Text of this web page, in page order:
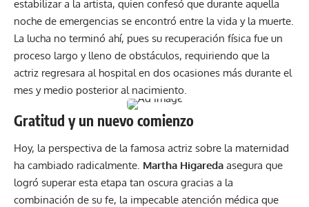
estabilizar a la artista, quien confesó que durante aquella
noche de emergencias se encontró entre la vida y la muerte.
La lucha no terminó ahí, pues su recuperación física fue un
proceso largo y lleno de obstáculos, requiriendo que la
actriz regresara al hospital en dos ocasiones más durante el
mes y medio posterior al nacimiento.
Gratitud y un nuevo comienzo
Hoy, la perspectiva de la famosa actriz sobre la maternidad
ha cambiado radicalmente. Martha Higareda asegura que
logró superar esta etapa tan oscura gracias a la
combinación de su fe, la impecable atención médica que